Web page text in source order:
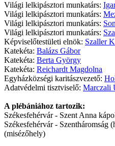
Világi lelkipásztori munkatárs:
Világi lelkipásztori munkatárs:
Világi lelkipásztori munkatárs:
Világi lelkipásztori munkatárs:
Képviselőtestületi elnök: Szaller
Katekéta: Balázs Gábor
Katekéta: Berta György
Katekéta: Reichardt Magdolna
Egyházközségi karitászvezető:
Adatvédelmi tisztviselő: Marczali
A plébániához tartozik:
Székesfehérvár - Szent Anna
Székesfehérvár - Szentháromság
(misézőhely)